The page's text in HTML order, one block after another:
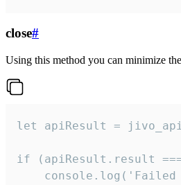
close#
Using this method you can minimize
let apiResult =
if (apiResult.result
console.log('Failed